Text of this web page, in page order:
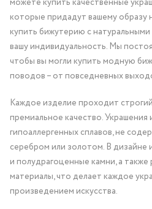
можете купить качественные
которые придадут вашему образу
купить бижутерию с
вашу индивидуальность. Мы
чтобы вы могли купить модную
поводов – от повседневных
Каждое изделие проходит
премиальное качество. Украшения
гипоаллергенных сплавов, не
серебром или золотом. В дизайне
и полудрагоценные камни, а
материалы, что делает каждое
произведением искусства.